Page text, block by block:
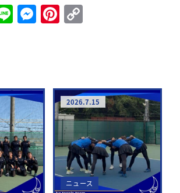
LineMessenger
Pinterest
Copy
2026.7.15
ニュース